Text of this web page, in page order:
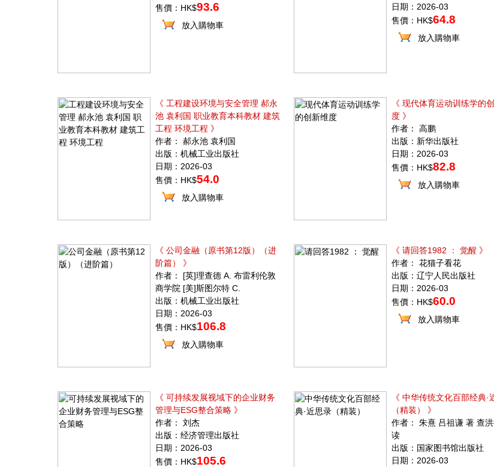
售價：HK$93.6
放入購物車
日期：2026-03
售價：HK$64.8
放入購物車
《 工程建设环境与安全管理 郝永
池 袁利国 职业教育本科教材 建筑
工程 环境工程 》
作者： 郝永池 袁利国
出版：机械工业出版社
日期：2026-03
售價：HK$54.0
放入購物車
《 现代体育运动训练学的
度 》
作者： 高鹏
出版：新华出版社
日期：2026-03
售價：HK$82.8
放入購物車
《 公司金融（原书第12版）（进
阶篇） 》
作者： [英]理查德 A. 布雷利伦敦
商学院 [美]斯图尔特 C.
出版：机械工业出版社
日期：2026-03
售價：HK$106.8
放入購物車
《 请回答1982 ： 觉醒 》
作者： 花猫子看花
出版：辽宁人民出版社
日期：2026-03
售價：HK$60.0
放入購物車
《 可持续发展视域下的企业财务
管理与ESG整合策略 》
作者： 刘杰
出版：经济管理出版社
日期：2026-03
售價：HK$105.6
《 中华传统文化百部经典·
（精装） 》
作者： 朱熹 吕祖谦 著 查
读
出版：国家图书馆出版社
日期：2026-03